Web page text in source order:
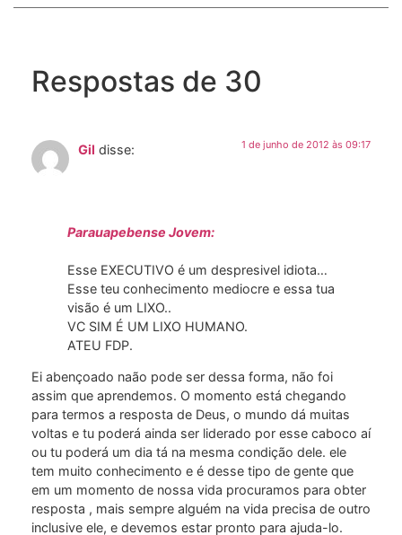
Respostas de 30
Gil disse: 1 de junho de 2012 às 09:17
Parauapebense Jovem:
Esse EXECUTIVO é um despresivel idiota…
Esse teu conhecimento mediocre e essa tua
visão é um LIXO..
VC SIM É UM LIXO HUMANO.
ATEU FDP.
Ei abençoado naão pode ser dessa forma, não foi
assim que aprendemos. O momento está chegando
para termos a resposta de Deus, o mundo dá muitas
voltas e tu poderá ainda ser liderado por esse caboco aí
ou tu poderá um dia tá na mesma condição dele. ele
tem muito conhecimento e é desse tipo de gente que
em um momento de nossa vida procuramos para obter
resposta , mais sempre alguém na vida precisa de outro
inclusive ele, e devemos estar pronto para ajuda-lo.